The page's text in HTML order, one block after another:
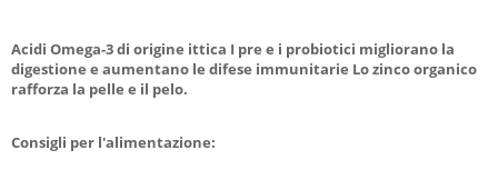
Acidi Omega-3 di origine ittica I pre e i probiotici migliorano la
digestione e aumentano le difese immunitarie Lo zinco organico
rafforza la pelle e il pelo.
Consigli per l'alimentazione: